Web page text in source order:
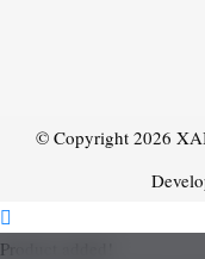
© Copyright 2026
Product added!